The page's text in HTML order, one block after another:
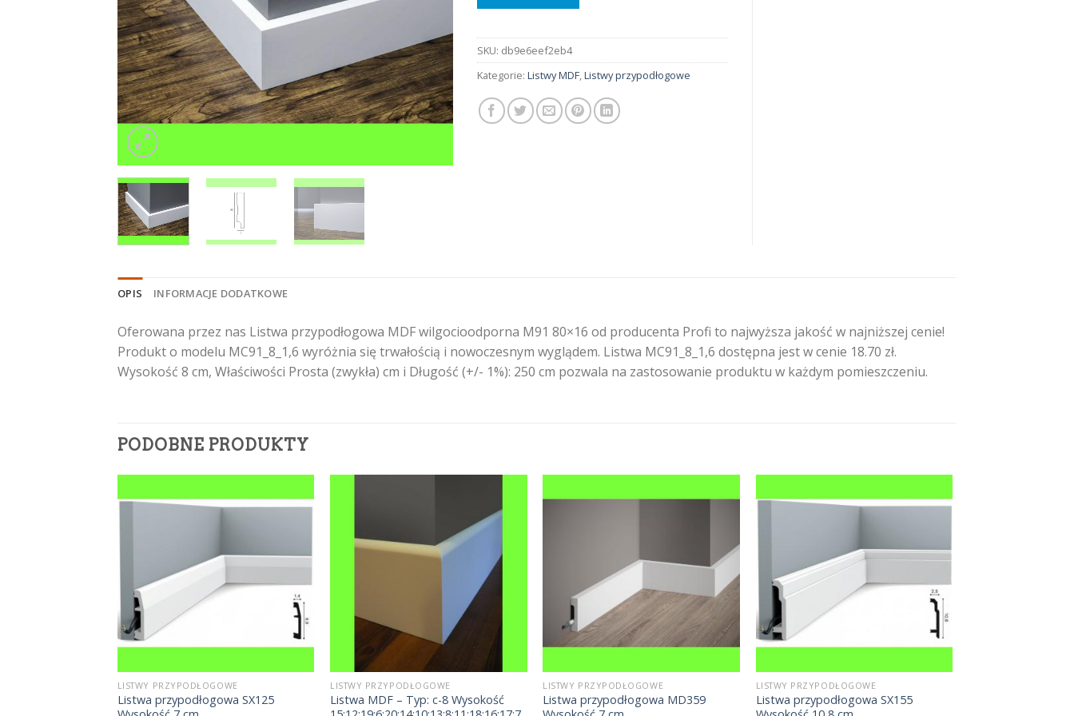
SKU: db9e6eef2eb4
Kategorie: Listwy MDF,Listwy przypodłogowe
OPIS INFORMACJE DODATKOWE
Oferowana przez nas Listwa przypodłogowa MDF wilgocioodporna M91 80×16 od producenta Profi to najwyższa jakość w najniższej cenie!
Produkt o modelu MC91_8_1,6 wyróżnia się trwałością i nowoczesnym wyglądem. Listwa MC91_8_1,6 dostępna jest w cenie 18.70 zł.
Wysokość 8 cm, Właściwości Prosta (zwykła) cm i Długość (+/- 1%): 250 cm pozwala na zastosowanie produktu w każdym pomieszczeniu.
PODOBNE PRODUKTY
LISTWY PRZYPODŁOGOWE
Listwa przypodłogowa SX125
LISTWY PRZYPODŁOGOWE
Listwa MDF – Typ: c-8 Wysokość
LISTWY PRZYPODŁOGOWE
Listwa przypodłogowa MD359
LISTWY PRZYPODŁOGOWE
Listwa przypodłogowa SX155